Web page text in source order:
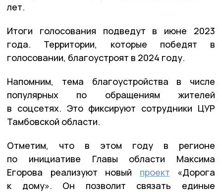
лет.
Итоги голосования подведут в июне 2023
года. Территории, которые победят в
голосовании, благоустроят в 2024 году.
Напомним, тема благоустройства в числе
популярных по обращениям жителей
в соцсетях. Это фиксируют сотрудники ЦУР
Тамбовской области.
Отметим, что в этом году в регионе
по инициативе Главы области Максима
Егорова реализуют новый проект «Дорога
к дому». Он позволит связать единые